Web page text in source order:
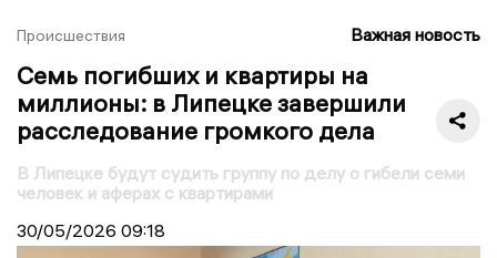
Происшествия Важная новость
Семь погибших и квартиры на
миллионы: в Липецке завершили
расследование громкого дела
В Липецке будут судить группу по делу о гибели семи
человек и аферах с квартирами
30/05/2026 09:18